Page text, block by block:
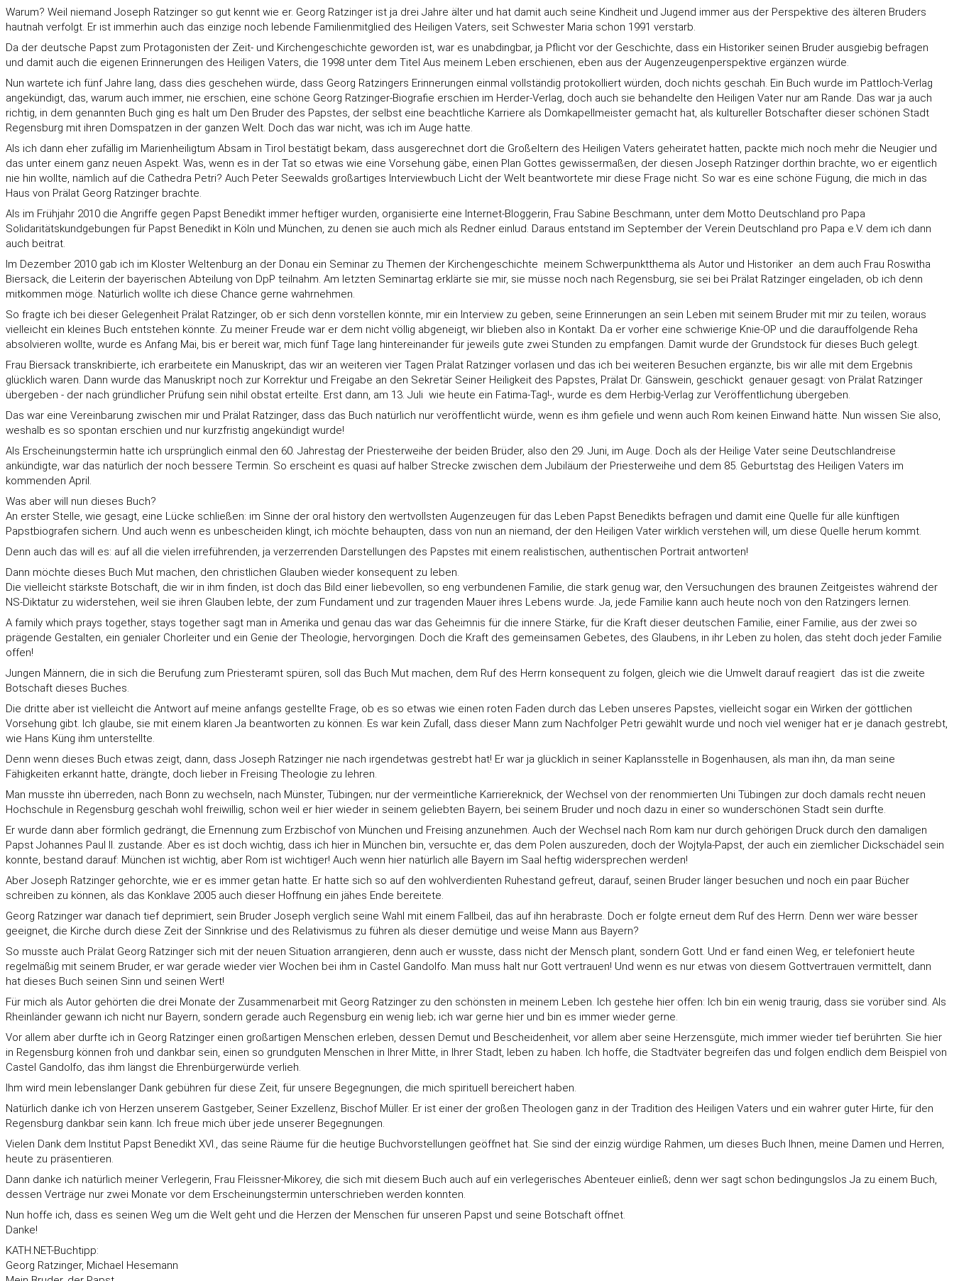
Warum? Weil niemand Joseph Ratzinger so gut kennt wie er. Georg Ratzinger ist ja drei Jahre älter und hat damit auch seine Kindheit und Jugend immer aus der Perspektive des älteren Bruders
hautnah verfolgt. Er ist immerhin auch das einzige noch lebende Familienmitglied des Heiligen Vaters, seit Schwester Maria schon 1991 verstarb.
Da der deutsche Papst zum Protagonisten der Zeit- und Kirchengeschichte geworden ist, war es unabdingbar, ja Pflicht vor der Geschichte, dass ein Historiker seinen Bruder ausgiebig befragen
und damit auch die eigenen Erinnerungen des Heiligen Vaters, die 1998 unter dem Titel Aus meinem Leben erschienen, eben aus der Augenzeugenperspektive ergänzen würde.
Nun wartete ich fünf Jahre lang, dass dies geschehen würde, dass Georg Ratzingers Erinnerungen einmal vollständig protokolliert würden, doch nichts geschah. Ein Buch wurde im Pattloch-Verlag
angekündigt, das, warum auch immer, nie erschien, eine schöne Georg Ratzinger-Biografie erschien im Herder-Verlag, doch auch sie behandelte den Heiligen Vater nur am Rande. Das war ja auch
richtig, in dem genannten Buch ging es halt um Den Bruder des Papstes, der selbst eine beachtliche Karriere als Domkapellmeister gemacht hat, als kultureller Botschafter dieser schönen Stadt
Regensburg mit ihren Domspatzen in der ganzen Welt. Doch das war nicht, was ich im Auge hatte.
Als ich dann eher zufällig im Marienheiligtum Absam in Tirol bestätigt bekam, dass ausgerechnet dort die Großeltern des Heiligen Vaters geheiratet hatten, packte mich noch mehr die Neugier und
das unter einem ganz neuen Aspekt. Was, wenn es in der Tat so etwas wie eine Vorsehung gäbe, einen Plan Gottes gewissermaßen, der diesen Joseph Ratzinger dorthin brachte, wo er eigentlich
nie hin wollte, nämlich auf die Cathedra Petri? Auch Peter Seewalds großartiges Interviewbuch Licht der Welt beantwortete mir diese Frage nicht. So war es eine schöne Fügung, die mich in das
Haus von Prälat Georg Ratzinger brachte.
Als im Frühjahr 2010 die Angriffe gegen Papst Benedikt immer heftiger wurden, organisierte eine Internet-Bloggerin, Frau Sabine Beschmann, unter dem Motto Deutschland pro Papa
Solidaritätskundgebungen für Papst Benedikt in Köln und München, zu denen sie auch mich als Redner einlud. Daraus entstand im September der Verein Deutschland pro Papa e.V. dem ich dann
auch beitrat.
Im Dezember 2010 gab ich im Kloster Weltenburg an der Donau ein Seminar zu Themen der Kirchengeschichte  meinem Schwerpunktthema als Autor und Historiker  an dem auch Frau Roswitha
Biersack, die Leiterin der bayerischen Abteilung von DpP teilnahm. Am letzten Seminartag erklärte sie mir, sie müsse noch nach Regensburg, sie sei bei Prälat Ratzinger eingeladen, ob ich denn
mitkommen möge. Natürlich wollte ich diese Chance gerne wahrnehmen.
So fragte ich bei dieser Gelegenheit Prälat Ratzinger, ob er sich denn vorstellen könnte, mir ein Interview zu geben, seine Erinnerungen an sein Leben mit seinem Bruder mit mir zu teilen, woraus
vielleicht ein kleines Buch entstehen könnte. Zu meiner Freude war er dem nicht völlig abgeneigt, wir blieben also in Kontakt. Da er vorher eine schwierige Knie-OP und die darauffolgende Reha
absolvieren wollte, wurde es Anfang Mai, bis er bereit war, mich fünf Tage lang hintereinander für jeweils gute zwei Stunden zu empfangen. Damit wurde der Grundstock für dieses Buch gelegt.
Frau Biersack transkribierte, ich erarbeitete ein Manuskript, das wir an weiteren vier Tagen Prälat Ratzinger vorlasen und das ich bei weiteren Besuchen ergänzte, bis wir alle mit dem Ergebnis
glücklich waren. Dann wurde das Manuskript noch zur Korrektur und Freigabe an den Sekretär Seiner Heiligkeit des Papstes, Prälat Dr. Gänswein, geschickt  genauer gesagt: von Prälat Ratzinger
übergeben - der nach gründlicher Prüfung sein nihil obstat erteilte. Erst dann, am 13. Juli  wie heute ein Fatima-Tag!-, wurde es dem Herbig-Verlag zur Veröffentlichung übergeben.
Das war eine Vereinbarung zwischen mir und Prälat Ratzinger, dass das Buch natürlich nur veröffentlicht würde, wenn es ihm gefiele und wenn auch Rom keinen Einwand hätte. Nun wissen Sie also,
weshalb es so spontan erschien und nur kurzfristig angekündigt wurde!
Als Erscheinungstermin hatte ich ursprünglich einmal den 60. Jahrestag der Priesterweihe der beiden Brüder, also den 29. Juni, im Auge. Doch als der Heilige Vater seine Deutschlandreise
ankündigte, war das natürlich der noch bessere Termin. So erscheint es quasi auf halber Strecke zwischen dem Jubiläum der Priesterweihe und dem 85. Geburtstag des Heiligen Vaters im
kommenden April.
Was aber will nun dieses Buch?
An erster Stelle, wie gesagt, eine Lücke schließen: im Sinne der oral history den wertvollsten Augenzeugen für das Leben Papst Benedikts befragen und damit eine Quelle für alle künftigen
Papstbiografen sichern. Und auch wenn es unbescheiden klingt, ich möchte behaupten, dass von nun an niemand, der den Heiligen Vater wirklich verstehen will, um diese Quelle herum kommt.
Denn auch das will es: auf all die vielen irreführenden, ja verzerrenden Darstellungen des Papstes mit einem realistischen, authentischen Portrait antworten!
Dann möchte dieses Buch Mut machen, den christlichen Glauben wieder konsequent zu leben.
Die vielleicht stärkste Botschaft, die wir in ihm finden, ist doch das Bild einer liebevollen, so eng verbundenen Familie, die stark genug war, den Versuchungen des braunen Zeitgeistes während der
NS-Diktatur zu widerstehen, weil sie ihren Glauben lebte, der zum Fundament und zur tragenden Mauer ihres Lebens wurde. Ja, jede Familie kann auch heute noch von den Ratzingers lernen.
A family which prays together, stays together sagt man in Amerika und genau das war das Geheimnis für die innere Stärke, für die Kraft dieser deutschen Familie, einer Familie, aus der zwei so
prägende Gestalten, ein genialer Chorleiter und ein Genie der Theologie, hervorgingen. Doch die Kraft des gemeinsamen Gebetes, des Glaubens, in ihr Leben zu holen, das steht doch jeder Familie
offen!
Jungen Männern, die in sich die Berufung zum Priesteramt spüren, soll das Buch Mut machen, dem Ruf des Herrn konsequent zu folgen, gleich wie die Umwelt darauf reagiert  das ist die zweite
Botschaft dieses Buches.
Die dritte aber ist vielleicht die Antwort auf meine anfangs gestellte Frage, ob es so etwas wie einen roten Faden durch das Leben unseres Papstes, vielleicht sogar ein Wirken der göttlichen
Vorsehung gibt. Ich glaube, sie mit einem klaren Ja beantworten zu können. Es war kein Zufall, dass dieser Mann zum Nachfolger Petri gewählt wurde und noch viel weniger hat er je danach gestrebt,
wie Hans Küng ihm unterstellte.
Denn wenn dieses Buch etwas zeigt, dann, dass Joseph Ratzinger nie nach irgendetwas gestrebt hat! Er war ja glücklich in seiner Kaplansstelle in Bogenhausen, als man ihn, da man seine
Fähigkeiten erkannt hatte, drängte, doch lieber in Freising Theologie zu lehren.
Man musste ihn überreden, nach Bonn zu wechseln, nach Münster, Tübingen; nur der vermeintliche Karriereknick, der Wechsel von der renommierten Uni Tübingen zur doch damals recht neuen
Hochschule in Regensburg geschah wohl freiwillig, schon weil er hier wieder in seinem geliebten Bayern, bei seinem Bruder und noch dazu in einer so wunderschönen Stadt sein durfte.
Er wurde dann aber förmlich gedrängt, die Ernennung zum Erzbischof von München und Freising anzunehmen. Auch der Wechsel nach Rom kam nur durch gehörigen Druck durch den damaligen
Papst Johannes Paul II. zustande. Aber es ist doch wichtig, dass ich hier in München bin, versuchte er, das dem Polen auszureden, doch der Wojtyla-Papst, der auch ein ziemlicher Dickschädel sein
konnte, bestand darauf: München ist wichtig, aber Rom ist wichtiger! Auch wenn hier natürlich alle Bayern im Saal heftig widersprechen werden!
Aber Joseph Ratzinger gehorchte, wie er es immer getan hatte. Er hatte sich so auf den wohlverdienten Ruhestand gefreut, darauf, seinen Bruder länger besuchen und noch ein paar Bücher
schreiben zu können, als das Konklave 2005 auch dieser Hoffnung ein jähes Ende bereitete.
Georg Ratzinger war danach tief deprimiert, sein Bruder Joseph verglich seine Wahl mit einem Fallbeil, das auf ihn herabraste. Doch er folgte erneut dem Ruf des Herrn. Denn wer wäre besser
geeignet, die Kirche durch diese Zeit der Sinnkrise und des Relativismus zu führen als dieser demütige und weise Mann aus Bayern?
So musste auch Prälat Georg Ratzinger sich mit der neuen Situation arrangieren, denn auch er wusste, dass nicht der Mensch plant, sondern Gott. Und er fand einen Weg, er telefoniert heute
regelmäßig mit seinem Bruder, er war gerade wieder vier Wochen bei ihm in Castel Gandolfo. Man muss halt nur Gott vertrauen! Und wenn es nur etwas von diesem Gottvertrauen vermittelt, dann
hat dieses Buch seinen Sinn und seinen Wert!
Für mich als Autor gehörten die drei Monate der Zusammenarbeit mit Georg Ratzinger zu den schönsten in meinem Leben. Ich gestehe hier offen: Ich bin ein wenig traurig, dass sie vorüber sind. Als
Rheinländer gewann ich nicht nur Bayern, sondern gerade auch Regensburg ein wenig lieb; ich war gerne hier und bin es immer wieder gerne.
Vor allem aber durfte ich in Georg Ratzinger einen großartigen Menschen erleben, dessen Demut und Bescheidenheit, vor allem aber seine Herzensgüte, mich immer wieder tief berührten. Sie hier
in Regensburg können froh und dankbar sein, einen so grundguten Menschen in Ihrer Mitte, in Ihrer Stadt, leben zu haben. Ich hoffe, die Stadtväter begreifen das und folgen endlich dem Beispiel von
Castel Gandolfo, das ihm längst die Ehrenbürgerwürde verlieh.
Ihm wird mein lebenslanger Dank gebühren für diese Zeit, für unsere Begegnungen, die mich spirituell bereichert haben.
Natürlich danke ich von Herzen unserem Gastgeber, Seiner Exzellenz, Bischof Müller. Er ist einer der großen Theologen ganz in der Tradition des Heiligen Vaters und ein wahrer guter Hirte, für den
Regensburg dankbar sein kann. Ich freue mich über jede unserer Begegnungen.
Vielen Dank dem Institut Papst Benedikt XVI., das seine Räume für die heutige Buchvorstellungen geöffnet hat. Sie sind der einzig würdige Rahmen, um dieses Buch Ihnen, meine Damen und Herren,
heute zu präsentieren.
Dann danke ich natürlich meiner Verlegerin, Frau Fleissner-Mikorey, die sich mit diesem Buch auch auf ein verlegerisches Abenteuer einließ; denn wer sagt schon bedingungslos Ja zu einem Buch,
dessen Verträge nur zwei Monate vor dem Erscheinungstermin unterschrieben werden konnten.
Nun hoffe ich, dass es seinen Weg um die Welt geht und die Herzen der Menschen für unseren Papst und seine Botschaft öffnet.
Danke!
KATH.NET-Buchtipp:
Georg Ratzinger, Michael Hesemann